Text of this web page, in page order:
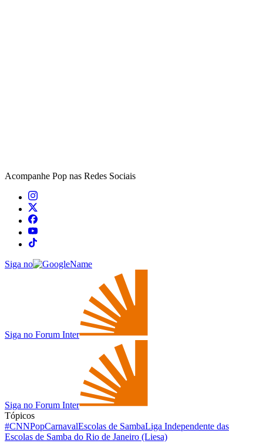
Acompanhe Pop nas Redes Sociais
Siga no
Siga no Forum Inter
Siga no Forum Inter
Tópicos
#CNNPopCarnavalEscolas de SambaLiga Independente das
Escolas de Samba do Rio de Janeiro (Liesa)